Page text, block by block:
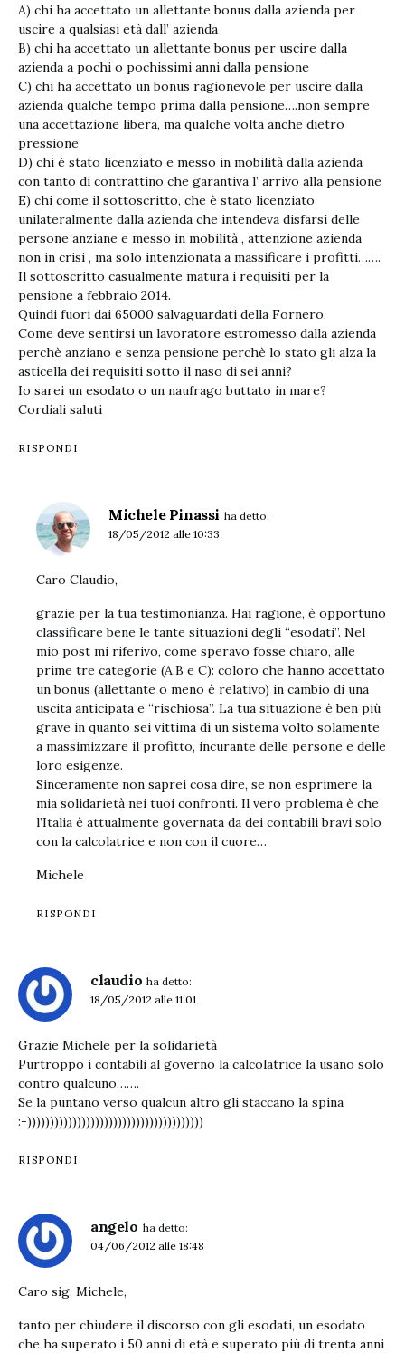
A) chi ha accettato un allettante bonus dalla azienda per
uscire a qualsiasi età dall’ azienda
B) chi ha accettato un allettante bonus per uscire dalla
azienda a pochi o pochissimi anni dalla pensione
C) chi ha accettato un bonus ragionevole per uscire dalla
azienda qualche tempo prima dalla pensione….non sempre
una accettazione libera, ma qualche volta anche dietro
pressione
D) chi è stato licenziato e messo in mobilità dalla azienda
con tanto di contrattino che garantiva l’ arrivo alla pensione
E) chi come il sottoscritto, che è stato licenziato
unilateralmente dalla azienda che intendeva disfarsi delle
persone anziane e messo in mobilità , attenzione azienda
non in crisi , ma solo intenzionata a massificare i profitti…….
Il sottoscritto casualmente matura i requisiti per la
pensione a febbraio 2014.
Quindi fuori dai 65000 salvaguardati della Fornero.
Come deve sentirsi un lavoratore estromesso dalla azienda
perchè anziano e senza pensione perchè lo stato gli alza la
asticella dei requisiti sotto il naso di sei anni?
Io sarei un esodato o un naufrago buttato in mare?
Cordiali saluti
RISPONDI
Michele Pinassi ha detto:
18/05/2012 alle 10:33
Caro Claudio,
grazie per la tua testimonianza. Hai ragione, è opportuno
classificare bene le tante situazioni degli “esodati”. Nel
mio post mi riferivo, come speravo fosse chiaro, alle
prime tre categorie (A,B e C): coloro che hanno accettato
un bonus (allettante o meno è relativo) in cambio di una
uscita anticipata e “rischiosa”. La tua situazione è ben più
grave in quanto sei vittima di un sistema volto solamente
a massimizzare il profitto, incurante delle persone e delle
loro esigenze.
Sinceramente non saprei cosa dire, se non esprimere la
mia solidarietà nei tuoi confronti. Il vero problema è che
l’Italia è attualmente governata da dei contabili bravi solo
con la calcolatrice e non con il cuore…
Michele
RISPONDI
claudio ha detto:
18/05/2012 alle 11:01
Grazie Michele per la solidarietà
Purtroppo i contabili al governo la calcolatrice la usano solo
contro qualcuno…….
Se la puntano verso qualcun altro gli staccano la spina
:-)))))))))))))))))))))))))))))))))))))))
RISPONDI
angelo ha detto:
04/06/2012 alle 18:48
Caro sig. Michele,
tanto per chiudere il discorso con gli esodati, un esodato
che ha superato i 50 anni di età e superato più di trenta anni